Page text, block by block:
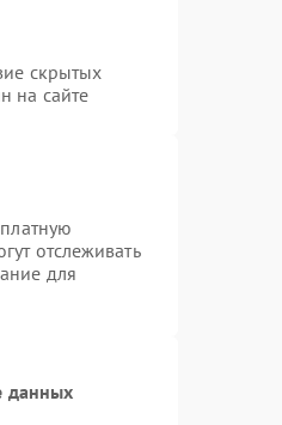
скрытых
на сайте
отслеживать
для
данных